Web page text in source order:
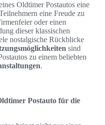
Oldtimer Postautos eine
eine Freude zu
oder einen
dieser klassischen
nostalgische Rückblicke
sind
zu einem beliebten
.
Postauto für die